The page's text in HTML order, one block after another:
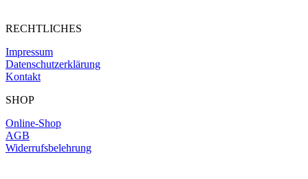
RECHTLICHES
Impressum
Datenschutzerklärung
Kontakt
SHOP
Online-Shop
AGB
Widerrufsbelehrung